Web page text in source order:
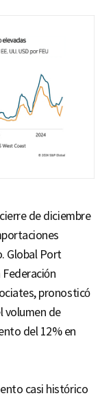
de diciembre
Global Port
pronosticó
volumen de
del 12% en
casi histórico